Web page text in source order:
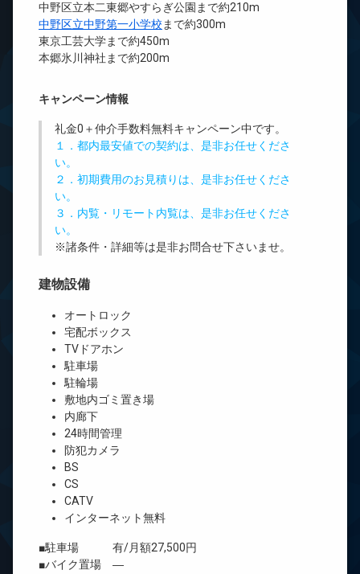
中野区立本二東郷やすらぎ公園まで約210m
中野区立中野第一小学校 まで約300m
東京工芸大学まで約450m
本郷氷川神社まで約200m
キャンペーン情報
礼金0 ＋仲介手数料無料キャンペーン中です。
１．都内最安値での契約は、是非お任せくださ
い。
２．初期費用のお見積りは、是非お任せくださ
い。
３．内覧・リモート内覧は、是非お任せくださ
い。
※諸条件・詳細等は是非お問合せ下さいませ。
建物設備
オートロック
宅配ボックス
TVドアホン
駐車場
駐輪場
敷地内ゴミ置き場
内廊下
24時間管理
防犯カメラ
BS
CS
CATV
インターネット無料
■駐車場 有/月額27,500円
■バイク置場 ―